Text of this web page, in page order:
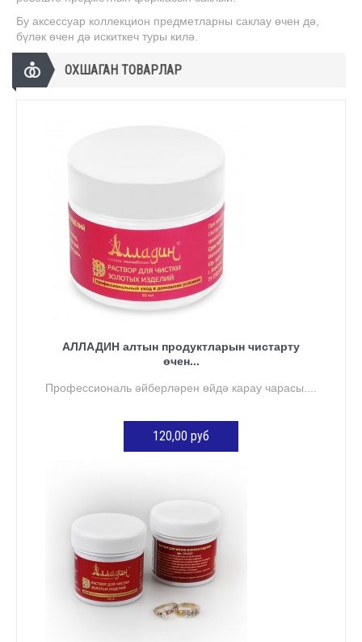
Бу аксессуар коллекцион предметларны саклау өчен дә,
бүләк өчен дә искиткеч туры килә.
ОХШАГАН ТОВАРЛАР
АЛЛАДИН алтын продуктларын чистарту
өчен...
Профессиональ әйберләрен өйдә карау чарасы....
120,00 руб